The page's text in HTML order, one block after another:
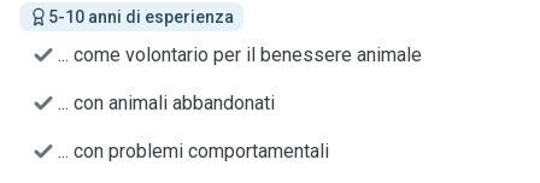
5-10 anni di esperienza
... come volontario per il benessere animale
... con animali abbandonati
... con problemi comportamentali